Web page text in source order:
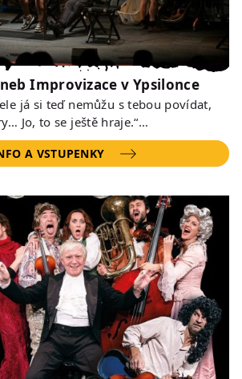
Improvizace v Ypsilonce
já si teď nemůžu s tebou povídat,
Jo, to se ještě hraje.“…
A VSTUPENKY